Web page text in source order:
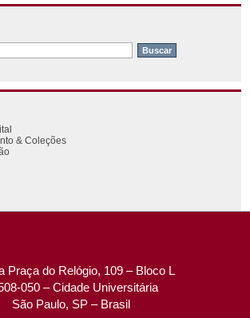
& Coleções
Praça do Relógio, 109 – Bloco L
050 – Cidade Universitária
São Paulo, SP – Brasil